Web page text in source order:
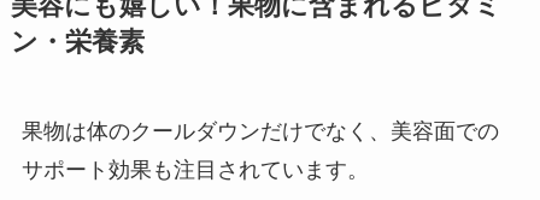
美容にも嬉しい！果物に含まれるビタミ
ン・栄養素
果物は体のクールダウンだけでなく、美容面での
サポート効果も注目されています。